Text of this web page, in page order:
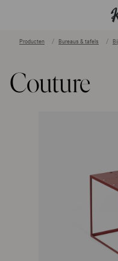
Producten Bureaus & tafels
Couture